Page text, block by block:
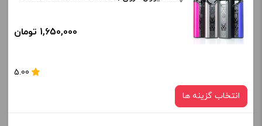
1,650,000 تومان
5.00
انتخاب گزینه ها